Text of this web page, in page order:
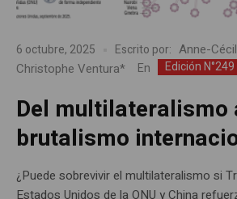
6 octubre, 2025 Escrito por: Anne-
Christophe Ventura*
En Edición N°249
Del multilateralismo
brutalismo
¿Puede sobrevivir el multilateralismo si
Estados Unidos de la ONU y China